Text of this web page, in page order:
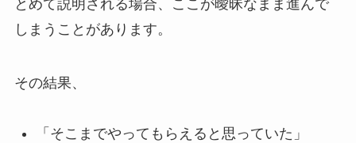
とめて説明される場合、ここが曖昧なまま進んで
しまうことがあります。
その結果、
「そこまでやってもらえると思っていた」